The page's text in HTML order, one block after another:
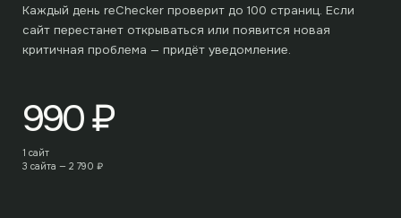
Каждый день reChecker проверит до 100 страниц. Если
сайт перестанет открываться или появится новая
критичная проблема — придёт уведомление.
990₽
1 сайт
3 сайта — 2 790 ₽